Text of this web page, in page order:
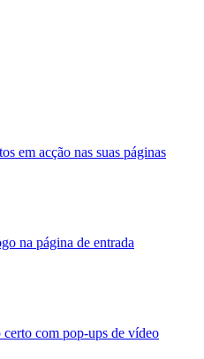
em acção nas suas páginas
na página de entrada
com pop-ups de vídeo